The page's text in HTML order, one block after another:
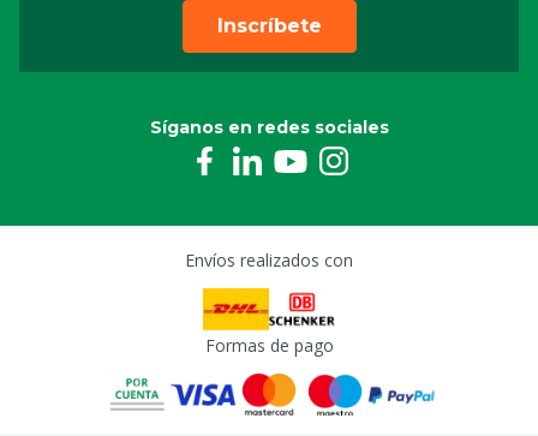
Inscríbete
Síganos en redes sociales
Envíos realizados con
Formas de pago